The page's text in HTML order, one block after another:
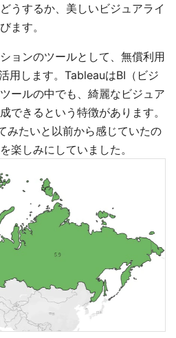
うするか、美しいビジュアライ
ます。
ョンのツールとして、無償利用
用します。TableauはBI（ビジ
ールの中でも、綺麗なビジュア
できるという特徴があります。
みたいと以前から感じていたの
楽しみにしていました。